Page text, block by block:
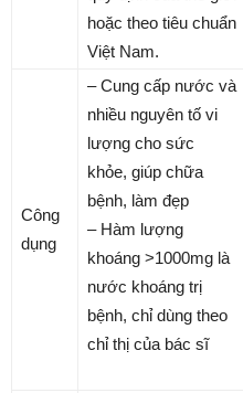
hoặc theo tiêu chuẩn
Việt Nam.
Công
dụng
– Cung cấp nước và
nhiều nguyên tố vi
lượng cho sức
khỏe, giúp chữa
bệnh, làm đẹp
– Hàm lượng
khoáng >1000mg là
nước khoáng trị
bệnh, chỉ dùng theo
chỉ thị của bác sĩ